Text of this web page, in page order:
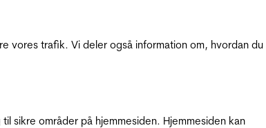
vores trafik. Vi deler også information om, hvordan du
sikre områder på hjemmesiden. Hjemmesiden kan